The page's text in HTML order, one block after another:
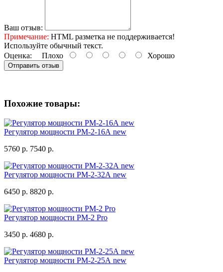
Ваш отзыв:
Примечание: HTML разметка не поддерживается!
Используйте обычный текст.
Оценка: Плохо Хорошо
Отправить отзыв
Похожие товары:
Регулятор мощности РМ-2-16А new
5760 р. 7540 р.
Регулятор мощности РМ-2-32А new
6450 р. 8820 р.
Регулятор мощности РМ-2 Pro
3450 р. 4680 р.
Регулятор мощности РМ-2-25А new